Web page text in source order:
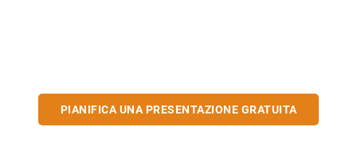
PIANIFICA UNA PRESENTAZIONE GRATUITA